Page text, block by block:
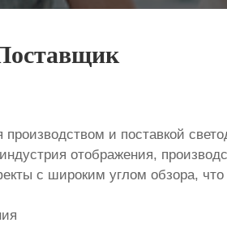
и поставкой
отображения,
с широким углом обзора,